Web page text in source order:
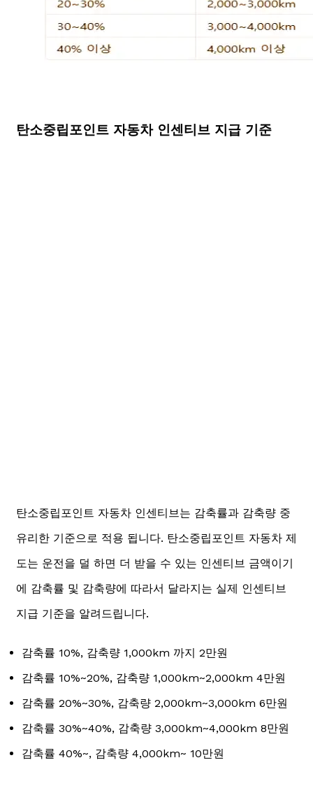
탄소중립포인트 자동차 인센티브 지급 기준
탄소중립포인트 자동차 인센티브는 감축률과 감축량 중
유리한 기준으로 적용 됩니다. 탄소중립포인트 자동차 제
도는 운전을 덜 하면 더 받을 수 있는 인센티브 금액이기
에 감축률 및 감축량에 따라서 달라지는 실제 인센티브
지급 기준을 알려드립니다.
감축률 10%, 감축량 1,000km 까지 2만원
감축률 10%~20%, 감축량 1,000km~2,000km 4만원
감축률 20%~30%, 감축량 2,000km~3,000km 6만원
감축률 30%~40%, 감축량 3,000km~4,000km 8만원
감축률 40%~, 감축량 4,000km~ 10만원